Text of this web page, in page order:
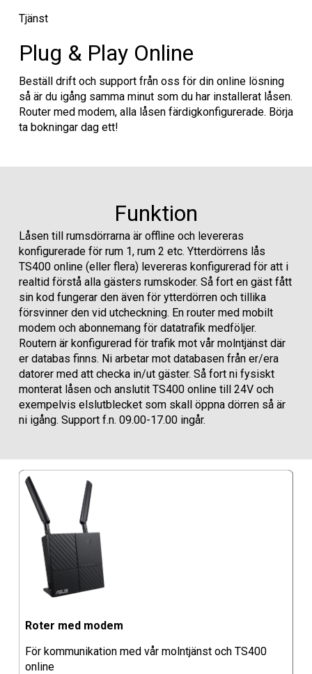
Tjänst
Plug & Play Online
Beställ drift och support från oss för din online lösning
så är du igång samma minut som du har installerat låsen.
Router med modem, alla låsen färdigkonfigurerade. Börja
ta bokningar dag ett!
Funktion
Låsen till rumsdörrarna är offline och levereras
konfigurerade för rum 1, rum 2 etc. Ytterdörrens lås
TS400 online (eller flera) levereras konfigurerad för att i
realtid förstå alla gästers rumskoder. Så fort en gäst fått
sin kod fungerar den även för ytterdörren och tillika
försvinner den vid utcheckning. En router med mobilt
modem och abonnemang för datatrafik medföljer.
Routern är konfigurerad för trafik mot vår molntjänst där
er databas finns. Ni arbetar mot databasen från er/era
datorer med att checka in/ut gäster. Så fort ni fysiskt
monterat låsen och anslutit TS400 online till 24V och
exempelvis elslutblecket som skall öppna dörren så är
ni igång. Support f.n. 09.00-17.00 ingår.
Roter med modem
För kommunikation med vår molntjänst och TS400
online